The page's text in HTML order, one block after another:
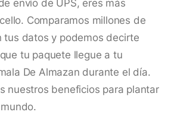
envío de UPS, eres más
Comparamos millones de
tus datos y podemos decirte
tu paquete llegue a tu
De Almazan durante el día.
nuestros beneficios para plantar